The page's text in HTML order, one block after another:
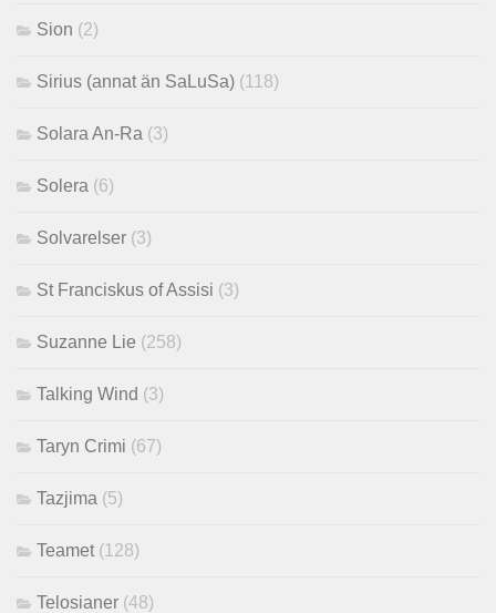
Sion (2)
Sirius (annat än SaLuSa) (118)
Solara An-Ra (3)
Solera (6)
Solvarelser (3)
St Franciskus of Assisi (3)
Suzanne Lie (258)
Talking Wind (3)
Taryn Crimi (67)
Tazjima (5)
Teamet (128)
Telosianer (48)